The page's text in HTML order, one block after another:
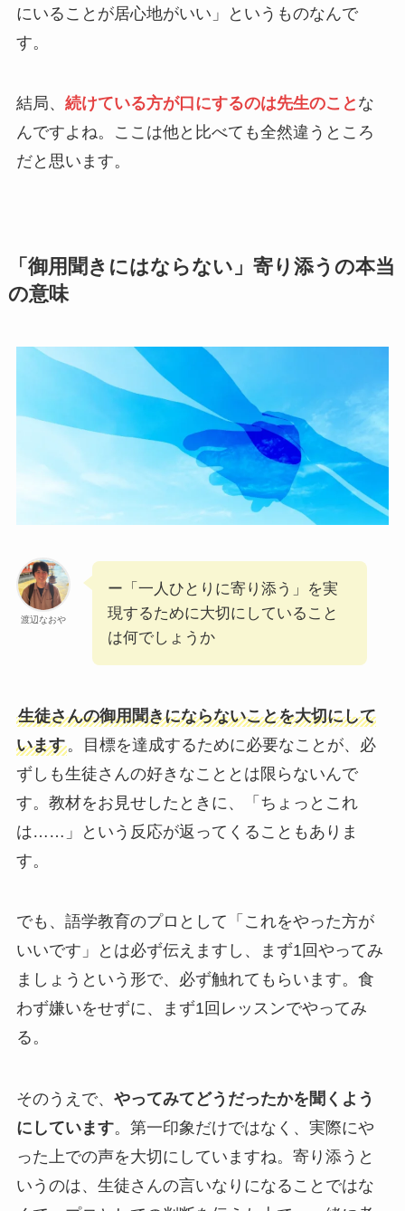
にいることが居心地がいい」というものなんで
す。
結局、 続けている方が口にするのは先生のこと な
んですよね。ここは他と比べても全然違うところ
だと思います。
「御用聞きにはならない」寄り添うの本当
の意味
渡辺なおや
ー「一人ひとりに寄り添う」を実
現するために大切にしていること
は何でしょうか
生徒さんの御用聞きにならないことを大切にして
います。目標を達成するために必要なことが、必
ずしも生徒さんの好きなこととは限らないんで
す。教材をお見せしたときに、「ちょっとこれ
は……」という反応が返ってくることもありま
す。
でも、語学教育のプロとして「これをやった方が
いいです」とは必ず伝えますし、まず1回やってみ
ましょうという形で、必ず触れてもらいます。食
わず嫌いをせずに、まず1回レッスンでやってみ
る。
そのうえで、 やってみてどうだったかを聞くよう
にしています。第一印象だけではなく、実際にや
った上での声を大切にしていますね。寄り添うと
いうのは、生徒さんの言いなりになることではな